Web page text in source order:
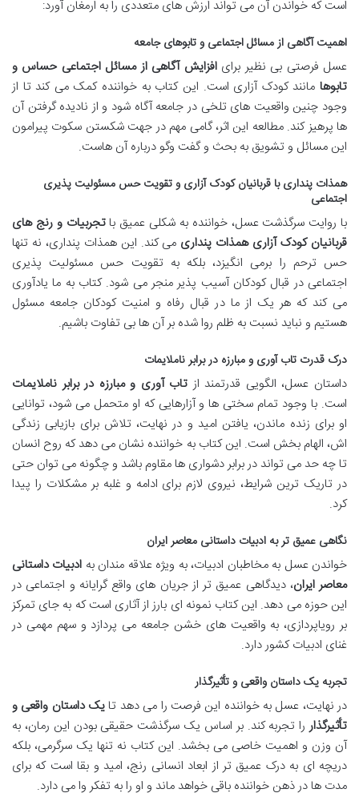
است که خواندن آن می تواند ارزش های متعددی را به ارمغان آورد:
اهمیت آگاهی از مسائل اجتماعی و تابوهای جامعه
عسل فرصتی بی نظیر برایافزایش آگاهی از مسائل اجتماعی حساس و
تابوها مانند کودک آزاری است. این کتاب به خواننده کمک می کند تا از
وجود چنین واقعیت های تلخی در جامعه آگاه شود و از نادیده گرفتن آن
ها پرهیز کند. مطالعه این اثر، گامی مهم در جهت شکستن سکوت پیرامون
این مسائل و تشویق به بحث و گفت وگو درباره آن هاست.
همذات پنداری با قربانیان کودک آزاری و تقویت حس مسئولیت پذیری
اجتماعی
با روایت سرگذشت عسل، خواننده به شکلی عمیق باتجربیات و رنج های
قربانیان کودک آزاری همذات پنداری می کند. این همذات پنداری، نه تنها
حس ترحم را برمی انگیزد، بلکه به تقویت حس مسئولیت پذیری
اجتماعی در قبال کودکان آسیب پذیر منجر می شود. کتاب به ما یادآوری
می کند که هر یک از ما در قبال رفاه و امنیت کودکان جامعه مسئول
هستیم و نباید نسبت به ظلم روا شده بر آن ها بی تفاوت باشیم.
درک قدرت تاب آوری و مبارزه در برابر ناملایمات
داستان عسل، الگویی قدرتمند از تاب آوری و مبارزه در برابر ناملایمات
است. با وجود تمام سختی ها و آزارهایی که او متحمل می شود، توانایی
او برای زنده ماندن، یافتن امید و در نهایت، تلاش برای بازیابی زندگی
اش، الهام بخش است. این کتاب به خواننده نشان می دهد که روح انسان
تا چه حد می تواند در برابر دشواری ها مقاوم باشد و چگونه می توان حتی
در تاریک ترین شرایط، نیروی لازم برای ادامه و غلبه بر مشکلات را پیدا
کرد.
نگاهی عمیق تر به ادبیات داستانی معاصر ایران
خواندن عسل به مخاطبان ادبیات، به ویژه علاقه مندان به ادبیات داستانی
معاصر ایران، دیدگاهی عمیق تر از جریان های واقع گرایانه و اجتماعی در
این حوزه می دهد. این کتاب نمونه ای بارز از آثاری است که به جای تمرکز
بر رویاپردازی، به واقعیت های خشن جامعه می پردازد و سهم مهمی در
غنای ادبیات کشور دارد.
تجربه یک داستان واقعی و تأثیرگذار
در نهایت، عسل به خواننده این فرصت را می دهد تایک داستان واقعی و
تأثیرگذار را تجربه کند. بر اساس یک سرگذشت حقیقی بودن این رمان، به
آن وزن و اهمیت خاصی می بخشد. این کتاب نه تنها یک سرگرمی، بلکه
دریچه ای به درک عمیق تر از ابعاد انسانی رنج، امید و بقا است که برای
مدت ها در ذهن خواننده باقی خواهد ماند و او را به تفکر وا می دارد.